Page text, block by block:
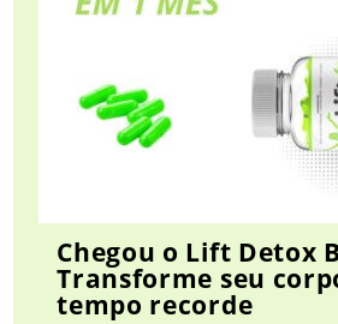
Chegou o Lift Detox
Transforme seu
tempo recorde